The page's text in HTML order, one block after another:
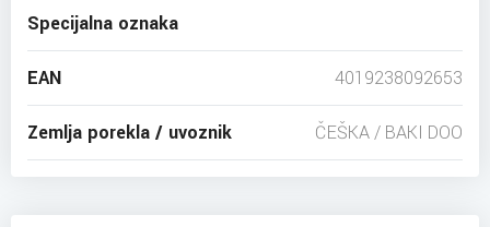
Specijalna oznaka
EAN 4019238092653
Zemlja porekla / uvoznik ČEŠKA / BAKI DOO